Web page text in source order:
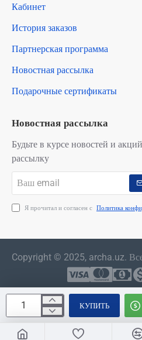
КУПИТЬ
Кабинет
История заказов
Партнерская программа
Новостная рассылка
Подарочные сертификаты
Новостная рассылка
Будьте в курсе новостей и
рассылку
email
Я прочитал и согласен с Политика
Copyright © 2025, archa.uz.